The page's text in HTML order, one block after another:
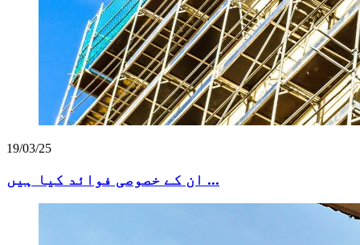
19/03/25
ان کے خصوصی فوائد کیا ہیں ...